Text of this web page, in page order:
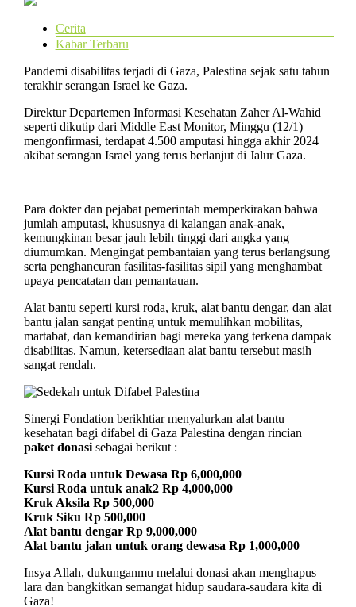
Cerita
Kabar Terbaru
Pandemi disabilitas terjadi di Gaza, Palestina sejak satu tahun
terakhir serangan Israel ke Gaza.
Direktur Departemen Informasi Kesehatan Zaher Al-Wahid
seperti dikutip dari Middle East Monitor, Minggu (12/1)
mengonfirmasi, terdapat 4.500 amputasi hingga akhir 2024
akibat serangan Israel yang terus berlanjut di Jalur Gaza.
Para dokter dan pejabat pemerintah memperkirakan bahwa
jumlah amputasi, khususnya di kalangan anak-anak,
kemungkinan besar jauh lebih tinggi dari angka yang
diumumkan. Mengingat pembantaian yang terus berlangsung
serta penghancuran fasilitas-fasilitas sipil yang menghambat
upaya pencatatan dan pemantauan.
Alat bantu seperti kursi roda, kruk, alat bantu dengar, dan alat
bantu jalan sangat penting untuk memulihkan mobilitas,
martabat, dan kemandirian bagi mereka yang terkena dampak
disabilitas. Namun, ketersediaan alat bantu tersebut masih
sangat rendah.
Sinergi Fondation berikhtiar menyalurkan alat bantu
kesehatan bagi difabel di Gaza Palestina dengan rincian
paket donasisebagai berikut :
Kursi Roda untuk Dewasa Rp 6,000,000
Kursi Roda untuk anak2 Rp 4,000,000
Kruk Aksila Rp 500,000
Kruk Siku Rp 500,000
Alat bantu dengar Rp 9,000,000
Alat bantu jalan untuk orang dewasa Rp 1,000,000
Insya Allah, dukunganmu melalui donasi akan menghapus
lara dan bangkitkan semangat hidup saudara-saudara kita di
Gaza!